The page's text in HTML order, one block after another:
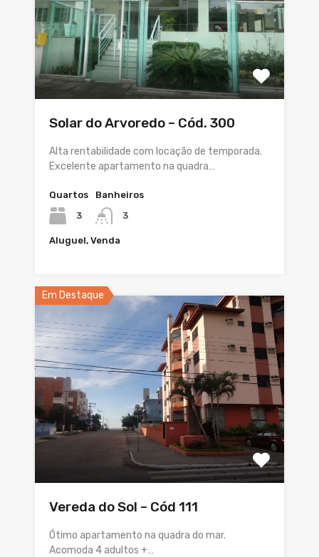
Solar do Arvoredo – Cód. 300
Alta rentabilidade com locação de temporada.
Excelente apartamento na quadra…
Quartos
3
Banheiros
3
Aluguel, Venda
Em Destaque
Vereda do Sol – Cód 111
Ótimo apartamento na quadra do mar.
Acomoda 4 adultos +…